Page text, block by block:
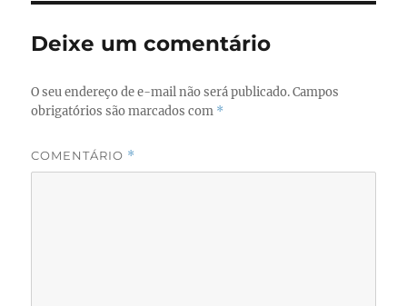
Deixe um comentário
O seu endereço de e-mail não será publicado. Campos
obrigatórios são marcados com *
COMENTÁRIO *